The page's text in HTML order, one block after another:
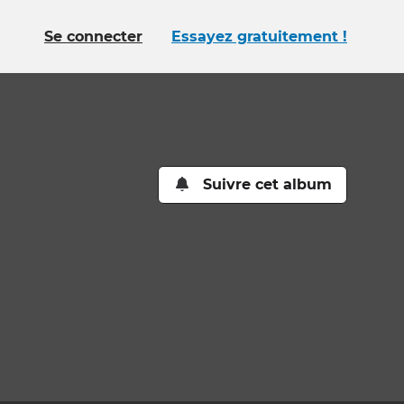
Se connecter Essayez gratuitement !
Suivre cet album